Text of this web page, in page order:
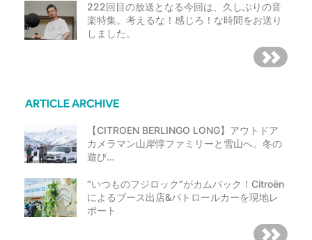
222回目の放送となる今回は、久しぶりの音
楽特集。考えるな！感じろ！な時間をお送り
しました。
【CITROEN BERLINGO LONG】アウトドア
カメラマン山岸惇ファミリーと雪山へ。冬の
遊び…
“いつものフジロック”がカムバック！Citroën
によるブース出店&パトロールカーを現地レ
ポート